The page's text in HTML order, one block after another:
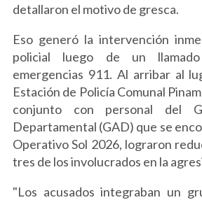
detallaron el motivo de gresca.
Eso generó la intervención
policial luego de un
emergencias 911. Al arribar al
Estación de Policía Comunal
conjunto con personal del
Departamental (GAD) que se
Operativo Sol 2026, lograron
tres de los involucrados en la
"Los acusados integraban un